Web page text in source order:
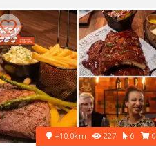
+10.0km 227 6 0